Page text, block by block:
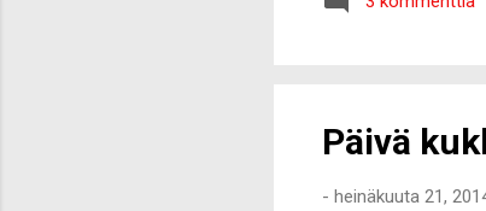
Päivä
- heinäkuuta 21,